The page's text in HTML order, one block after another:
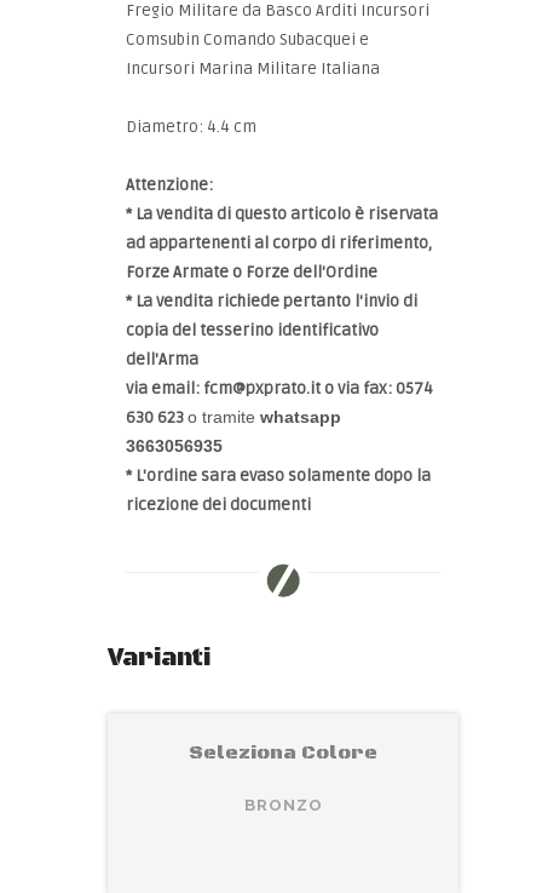
Fregio Militare da Basco Arditi Incursori
Comsubin Comando Subacquei e
Incursori Marina Militare Italiana
Diametro: 4.4 cm
Attenzione:
* La vendita di questo articolo è riservata
ad appartenenti al corpo di riferimento,
Forze Armate o Forze dell'Ordine
* La vendita richiede pertanto l'invio di
copia del tesserino identificativo
dell'Arma
via email: fcm@pxprato.ito via fax: 0574
630 623 o tramite whatsapp
3663056935
* L'ordine sara evaso solamente dopo la
ricezione dei documenti
Varianti
Seleziona Colore
BRONZO